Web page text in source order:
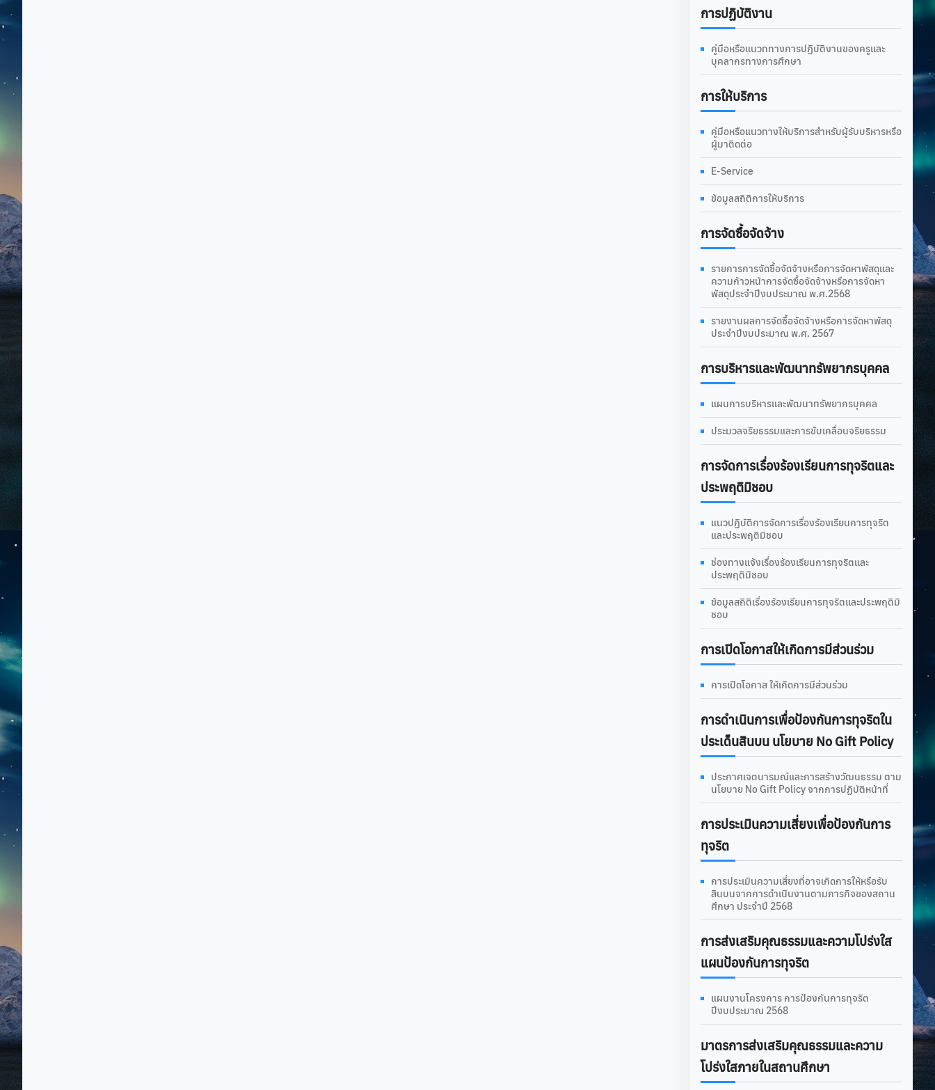
การปฏิบัติงาน
คู่มือหรือแนวททางการปฏิบัติงานของครูและ
บุคลากรทางการศึกษา
การให้บริการ
คู่มือหรือแนวทางให้บริการสำหรับผู้รับบริหารหรือ
ผู้มาติดต่อ
E-Service
ข้อมูลสถิติการให้บริการ
การจัดซื้อจัดจ้าง
รายการการจัดซื้อจัดจ้างหรือการจัดหาพัสดุและ
ความก้าวหน้าการจัดซื้อจัดจ้างหรือการจัดหา
พัสดุประจำปีงบประมาณ พ.ศ.2568
รายงานผลการจัดซื้อจัดจ้างหรือการจัดหาพัสดุ
ประจำปีงบประมาณ พ.ศ. 2567
การบริหารและพัฒนาทรัพยากรบุคคล
แผนการบริหารและพัฒนาทรัพยากรบุคคล
ประมวลจริยธรรมและการขับเคลื่อนจริยธรรม
การจัดการเรื่องร้องเรียนการทุจริตและ
ประพฤติมิชอบ
แนวปฏิบัติการจัดการเรื่องร้องเรียนการทุจริต
และประพฤติมิชอบ
ช่องทางแจ้งเรื่องร้องเรียนการทุจริตและ
ประพฤติมิชอบ
ข้อมูลสถิติเรื่องร้องเรียนการทุจริตและประพฤติมิ
ชอบ
การเปิดโอกาสให้เกิดการมีส่วนร่วม
การเปิดโอกาส ให้เกิดการมีส่วนร่วม
การดําเนินการเพื่อป้องกันการทุจริตใน
ประเด็นสินบน นโยบาย No Gift Policy
ประกาศเจตนารมณ์และการสร้างวัฒนธรรม ตาม
นโยบาย No Gift Policy จากการปฏิบัติหน้าที่
การประเมินความเสี่ยงเพื่อป้องกันการ
ทุจริต
การประเมินความเสี่ยงที่อาจเกิดการให้หรือรับ
สินบนจากการดำเนินงานตามภารกิจของสถาน
ศึกษา ประจำปี 2568
การส่งเสริมคุณธรรมและความโปร่งใส
แผนป้องกันการทุจริต
แผนงานโครงการ การป้องกันการทุจริต
ปีงบประมาณ 2568
มาตรการส่งเสริมคุณธรรมและความ
โปร่งใสภายในสถานศึกษา